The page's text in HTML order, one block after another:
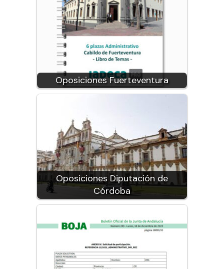
Oposiciones Fuerteventura
Oposiciones Diputación de
Córdoba